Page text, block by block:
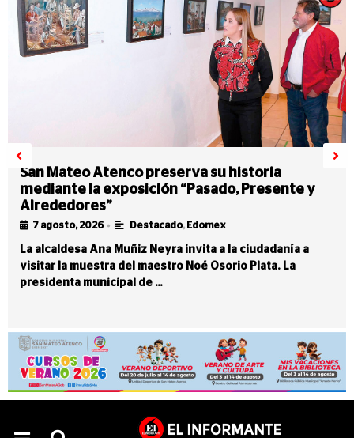
San Mateo Atenco preserva su historia
mediante la exposición “Pasado, Presente y
Alrededores”
7 agosto, 2026 • Destacado, Edomex
La alcaldesa Ana Muñiz Neyra invita a la ciudadanía a
visitar la muestra del maestro Noé Osorio Plata. La
presidenta municipal de …